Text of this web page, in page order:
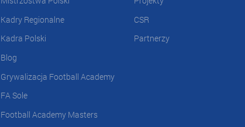
Kadry Regionalne
Kadra Polski
Blog
Grywalizacja Football Academy
FA Sole
Football Academy Masters
CSR
Partnerzy